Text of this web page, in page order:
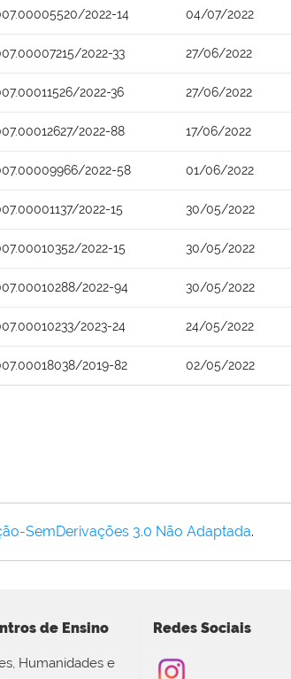
2022-14 04/07/2022
2022-33 27/06/2022
2022-36 27/06/2022
2022-88 17/06/2022
2022-58 01/06/2022
2022-15 30/05/2022
2022-15 30/05/2022
2022-94 30/05/2022
2023-24 24/05/2022
2019-82 02/05/2022
SemDerivações 3.0 Não Adaptada.
de Ensino
Humanidades e
Redes Sociais